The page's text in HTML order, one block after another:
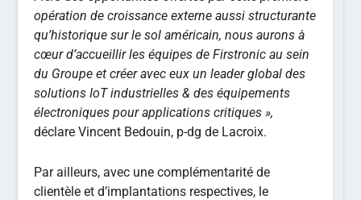
opération de croissance externe aussi structurante
qu’historique sur le sol américain, nous aurons à
cœur d’accueillir les équipes deFirstronicau sein
du Groupe et créer avec eux un leader global des
solutions IoT industrielles & des équipements
électroniques pour applications critiques »,
déclare Vincent Bedouin, p-dg de Lacroix.
Par ailleurs, avec une complémentarité de
clientèle et d’implantations respectives, le